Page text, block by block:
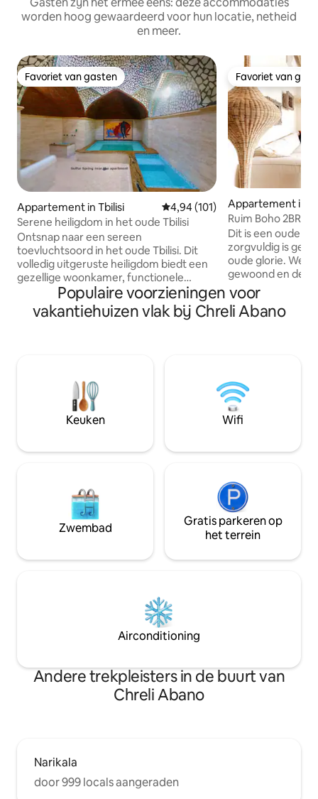
worden hoog gewaardeerd voor hun locatie, netheid
en meer.
Favoriet van gasten
Favoriet van gasten
Appartement in Tbilisi Gemiddelde beoordeling van
4,94 (101)
Serene heiligdom in het oude Tbilisi
Ontsnap naar een sereen
toevluchtsoord in het oude Tbilisi. Dit
volledig uitgeruste heiligdom biedt een
gezellige woonkamer, functionele
keuken, uitzicht op de botanische tuin
vanuit de lounge, slaapkamer en
werkruimte. De badkamer is voorzien
gastronomische locaties en
wellnessactiviteiten zoals joggen,
fietsen en een bezoek brengen aan de
National Botanical Garden of thermale
het bewonderen van de skyline vanuit
Favoriet van
Favoriet van
Appartement in
Ruim Boho 2BR
Dit is een oude
zorgvuldig is
oude glorie. We hebben zelf in deze flat
gewoond en
hebben
brengen van alle
ons het meest
volledig over hoe
— vol kunst en
terwijl het nog
aanvoelt.” — Yair,
Populaire voorzieningen voor
vakantiehuizen vlak bij Chreli Abano
Keuken Wifi
Zwembad
Gratis parkeren op
het terrein
Airconditioning
Andere trekpleisters in de buurt van
Chreli Abano
Narikala
door 999 locals aangeraden